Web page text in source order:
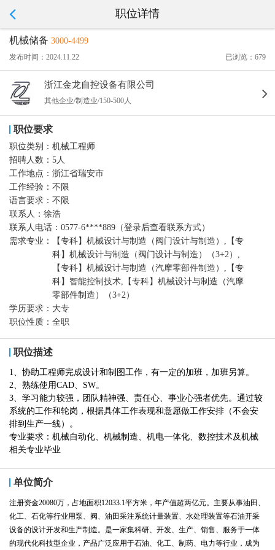
职位详情
机械储备 3000-4499
发布时间：2024.11.22 已浏览：679
浙江金龙自控设备有限公司
其他企业/制造业/150-500人
职位要求
职位类别： 机械工程师
招聘人数： 5人
工作地点： 浙江省瑞安市
工作经验： 不限
语言要求： 不限
联系人： 徐浩
联系人电话： 0577-6****889（登录后查看联系方式）
需求专业：
【专科】机械设计与制造（阀门设计与制造）,【专
科】机械设计与制造（阀门设计与制造）（3+2）,
【专科】机械设计与制造（汽摩零部件制造）,【专
科】智能控制技术,【专科】机械设计与制造（汽摩
零部件制造）（3+2）
学历要求： 大专
职位性质： 全职
职位描述
1、协助工程师完成设计和制图工作，有一定的加班，加班另算。
2、熟练使用CAD、SW。
3、学习能力较强，团队精神强、责任心、事业心强者优先。通过较
系统的工作和轮岗，根据具体工作表现和意愿做工作安排（不会安
排到生产一线）。
专业要求：机械自动化、机械制造、机电一体化、数控技术及机械
相关专业毕业
单位简介
注册资金20080万，占地面积12033.1平方米，年产值超两亿元。主要从事油田、
化工、石化等行业用泵、阀、油田采注系统计量装置、水处理装置等石油开采
设备的设计开发和生产制造。是一家集科研、开发、生产、销售、服务于一体
的现代化科技型企业，产品广泛应用于石油、化工、制药、电力等行业， 成为